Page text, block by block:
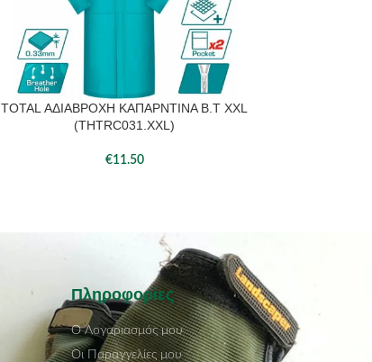
TOTAL ΑΔΙΑΒΡΟΧΗ ΚΑΠΑΡΝΤΙΝΑ Β.Τ XXL
(THTRC031.XXL)
€11.50
Πληροφορίες
Ο Λογαριασμός μου
Οι Παραγγελίες μου